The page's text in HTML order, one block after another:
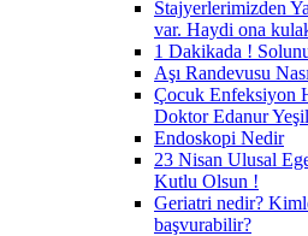
Stajyerlerimizden
var. Haydi ona
1 Dakikada !
Aşı Randevusu
Çocuk Enfeksiyon
Doktor Edanur
Endoskopi Nedir
23 Nisan Ulusal
Kutlu Olsun !
Geriatri nedir?
başvurabilir?